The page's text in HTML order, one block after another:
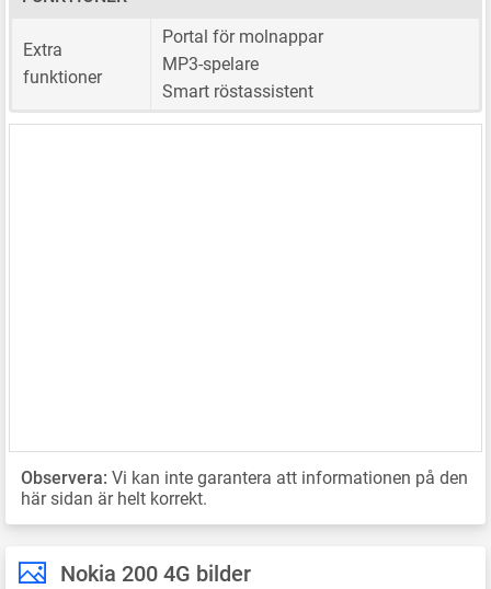
Extra
funktioner
Portal för molnappar
MP3-spelare
Smart röstassistent
Observera: Vi kan inte garantera att informationen på den
här sidan är helt korrekt.
Nokia 200 4G bilder